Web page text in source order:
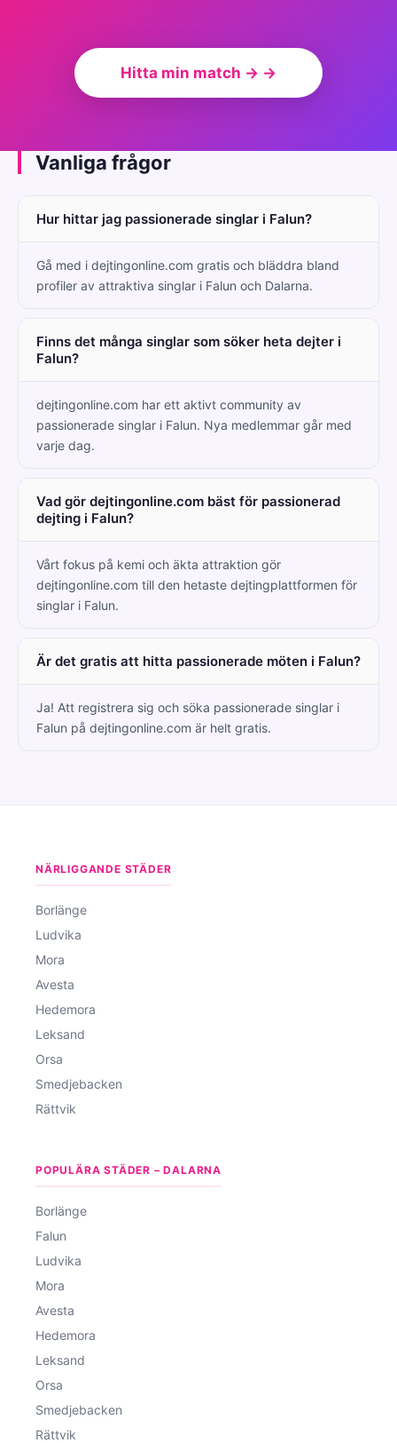
Hitta min match → →
Vanliga frågor
Hur hittar jag passionerade singlar i Falun?
Gå med i dejtingonline.com gratis och bläddra bland
profiler av attraktiva singlar i Falun och Dalarna.
Finns det många singlar som söker heta dejter i
Falun?
dejtingonline.com har ett aktivt community av
passionerade singlar i Falun. Nya medlemmar går med
varje dag.
Vad gör dejtingonline.com bäst för passionerad
dejting i Falun?
Vårt fokus på kemi och äkta attraktion gör
dejtingonline.com till den hetaste dejtingplattformen för
singlar i Falun.
Är det gratis att hitta passionerade möten i Falun?
Ja! Att registrera sig och söka passionerade singlar i
Falun på dejtingonline.com är helt gratis.
NÄRLIGGANDE STÄDER
Borlänge
Ludvika
Mora
Avesta
Hedemora
Leksand
Orsa
Smedjebacken
Rättvik
POPULÄRA STÄDER – DALARNA
Borlänge
Falun
Ludvika
Mora
Avesta
Hedemora
Leksand
Orsa
Smedjebacken
Rättvik